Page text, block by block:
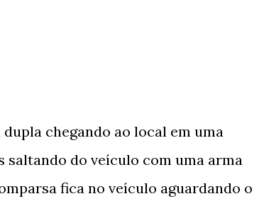
chegando ao local em uma
saltando do veículo com uma arma
fica no veículo aguardando o